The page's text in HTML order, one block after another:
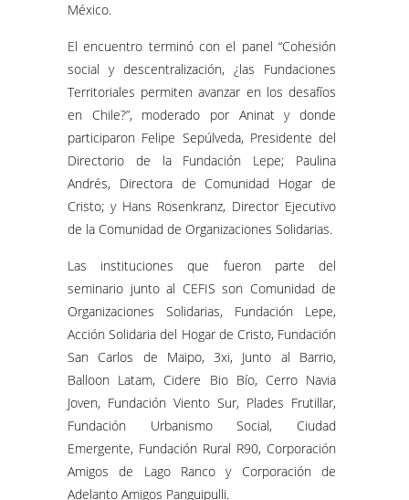
México.
El encuentro terminó con el panel “Cohesión
social y descentralización, ¿las Fundaciones
Territoriales permiten avanzar en los desafíos
en Chile?”, moderado por Aninat y donde
participaron Felipe Sepúlveda, Presidente del
Directorio de la Fundación Lepe; Paulina
Andrés, Directora de Comunidad Hogar de
Cristo; y Hans Rosenkranz, Director Ejecutivo
de la Comunidad de Organizaciones Solidarias.
Las instituciones que fueron parte del
seminario junto al CEFIS son Comunidad de
Organizaciones Solidarias, Fundación Lepe,
Acción Solidaria del Hogar de Cristo, Fundación
San Carlos de Maipo, 3xi, Junto al Barrio,
Balloon Latam, Cidere Bio Bío, Cerro Navia
Joven, Fundación Viento Sur, Plades Frutillar,
Fundación Urbanismo Social, Ciudad
Emergente, Fundación Rural R90, Corporación
Amigos de Lago Ranco y Corporación de
Adelanto Amigos Panguipulli.